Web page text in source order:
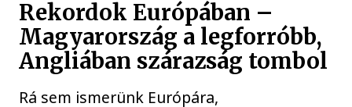
Rekordok Európában –
Magyarország a legforróbb,
Angliában szárazság tombol
Rá sem ismerünk Európára,